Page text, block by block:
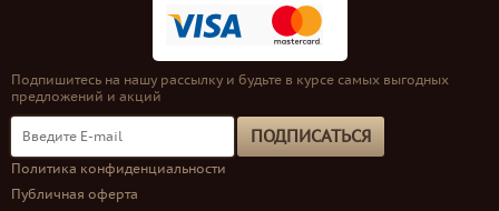
Подпишитесь на нашу рассылку и будьте в курсе самых выгодных
предложений и акций
ПОДПИСАТЬСЯ
Политика конфиденциальности
Публичная оферта